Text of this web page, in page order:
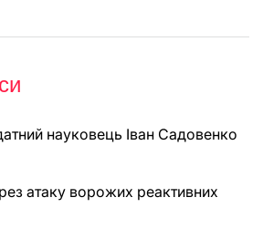
науковець Іван Садовенко
атаку ворожих реактивних